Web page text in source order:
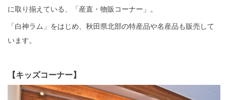
に取り揃えている、「産直・物販コーナー」。
「白神ラム」をはじめ、秋田県北部の特産品や名産品も販売して
います。
【キッズコーナー】